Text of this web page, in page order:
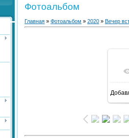
Фотоальбом
Главная » Фотоальбом » 2020 » Вечер